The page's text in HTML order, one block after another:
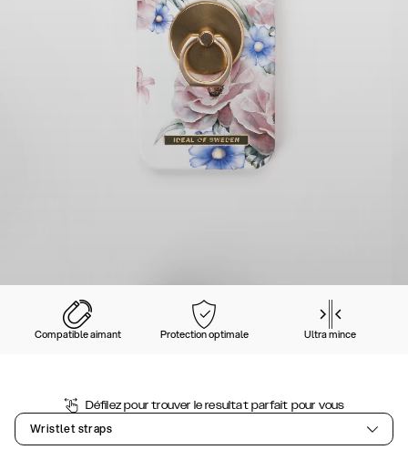
Compatible aimant Protection optimale Ultra mince
Défilez pour trouver le resultat parfait pour vous
Wristlet straps